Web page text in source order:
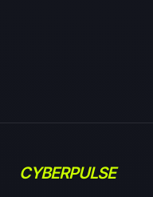
CYBERPULSE